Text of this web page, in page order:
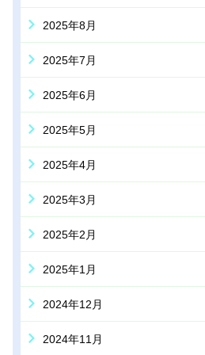
2025年8月
2025年7月
2025年6月
2025年5月
2025年4月
2025年3月
2025年2月
2025年1月
2024年12月
2024年11月